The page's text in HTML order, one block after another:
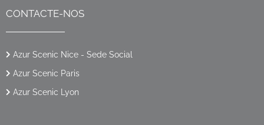
CONTACTE-NOS
Azur Scenic Nice - Sede Social
Azur Scenic Paris
Azur Scenic Lyon